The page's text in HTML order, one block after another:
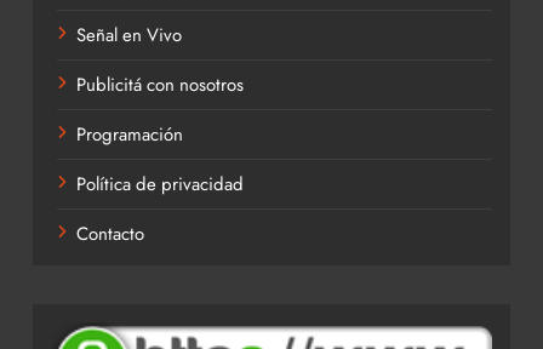
Señal en Vivo
Publicitá con nosotros
Programación
Política de privacidad
Contacto